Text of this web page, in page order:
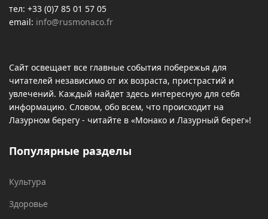
тел: +33 (0)7 85 01 57 05
email: info@rusmonaco.fr
Сайт освещает все главные события побережья для
читателей независимо от их возраста, пристрастий и
увлечений. Каждый найдет здесь интересную для себя
информацию. Словом, обо всем, что происходит на
Лазурном берегу - читайте в «Монако и Лазурный берег»!
Популярные разделы
Культура
Здоровье